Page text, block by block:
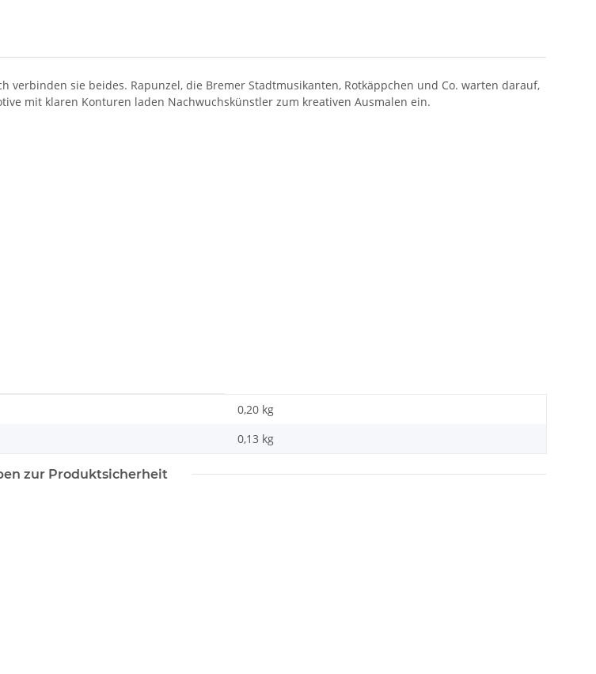
sie beides. Rapunzel, die Bremer Stadtmusikanten, Rotkäppchen und Co. warten darauf,
mit klaren Konturen laden Nachwuchskünstler zum kreativen Ausmalen ein.
0,20 kg
0,13 kg
zur Produktsicherheit